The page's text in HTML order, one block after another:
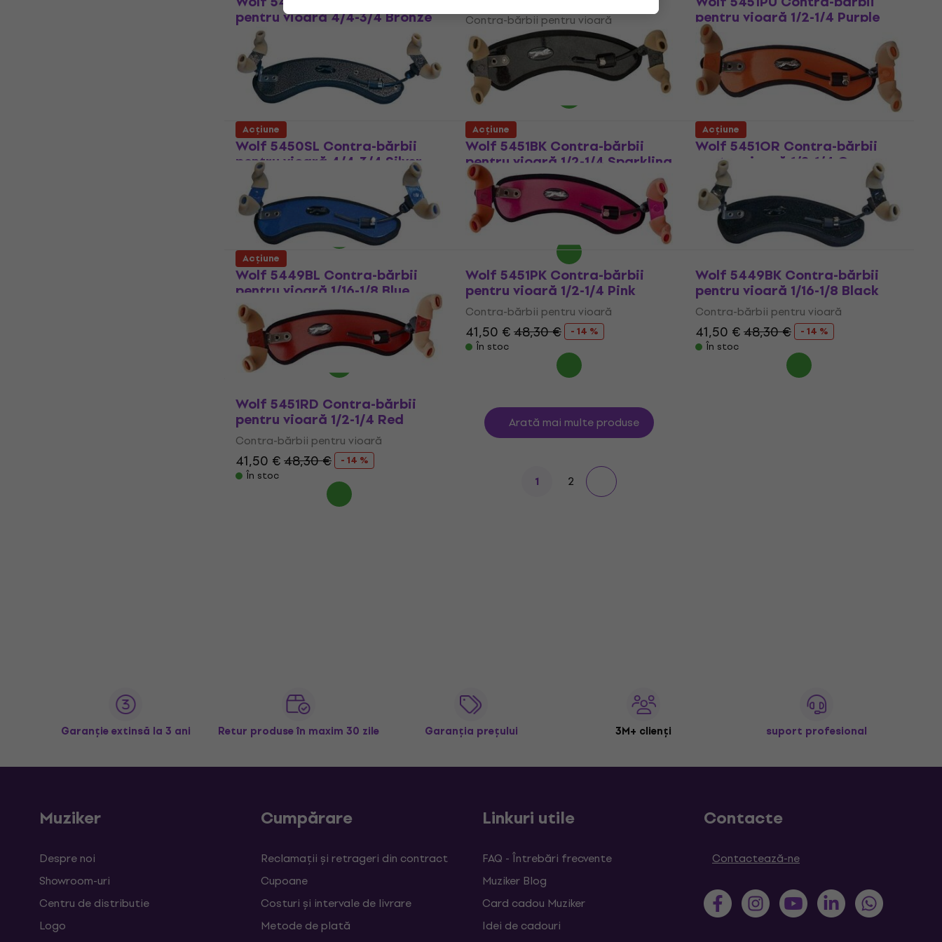
pentru vioară 4/4-3/4 Bronze
Contra-bărbii pentru vioară
41,50 €48,30 €
- 14 %
În stoc
Contra-bărbii pentru vioară
33,81 €cu codul MUZMUZ-15
40,70 €
În stoc
pentru vioară 1/2-1/4 Purple
Contra-bărbii pentru vioară
41,50 €48,30 €
- 14 %
În stoc
Wolf 5450SL Contra-bărbii
pentru vioară 4/4-3/4 Silver
Contra-bărbii pentru vioară
41,50 €48,30 €
- 14 %
În stoc
Wolf 5451BK Contra-bărbii
pentru vioară 1/2-1/4 Sparkling
Black
Contra-bărbii pentru vioară
41,50 €48,30 €
- 14 %
În stoc
Wolf 5451OR Contra-bărbii
pentru vioară 1/2-1/4 Orange
Contra-bărbii pentru vioară
41,50 €48,30 €
- 14 %
În stoc
Acțiune
Wolf 5449BL Contra-bărbii
pentru vioară 1/16-1/8 Blue
Contra-bărbii pentru vioară
41,50 €48,30 €
- 14 %
În stoc
Acțiune
Wolf 5451PK Contra-bărbii
pentru vioară 1/2-1/4 Pink
Contra-bărbii pentru vioară
41,50 €48,30 €
- 14 %
În stoc
Acțiune
Wolf 5449BK Contra-bărbii
pentru vioară 1/16-1/8 Black
Contra-bărbii pentru vioară
41,50 €48,30 €
- 14 %
În stoc
Acțiune
Wolf 5451RD Contra-bărbii
pentru vioară 1/2-1/4 Red
Contra-bărbii pentru vioară
41,50 €48,30 €
- 14 %
În stoc
Arată mai multe produse
1 2
Garanție extinsă la 3 ani Retur produse în maxim 30 zile Garanția prețului 3M+ clienți suport profesional
Muziker
Despre noi
Showroom-uri
Centru de distributie
Logo
Cumpărare
Reclamații și retrageri din contract
Cupoane
Costuri și intervale de livrare
Metode de plată
Linkuri utile
FAQ - Întrebări frecvente
Muziker Blog
Card cadou Muziker
Idei de cadouri
Contacte
Contactează-ne